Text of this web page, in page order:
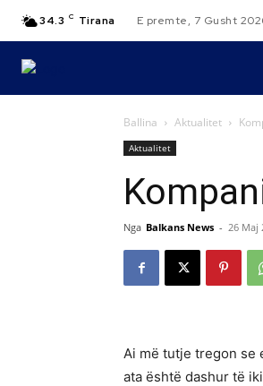
34.3 C Tirana E premte, 7 Gusht
Ballina Aktualitet
Aktualitet
Nga Balkans News - 26 Maj
Ai më tutje tregon se
ata është dashur të